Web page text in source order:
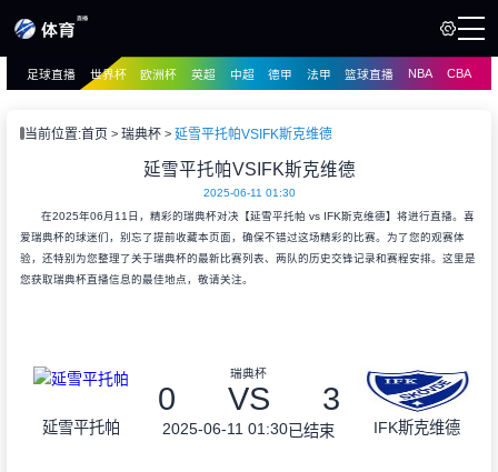
播
足球直播 世界杯 欧洲杯 英超 中超 德甲 法甲 篮球直播 NBA CBA
当前位置:首页 瑞典杯 延雪平托帕VSIFK斯克维德
延雪平托帕VSIFK斯克维德
2025-06-11 01:30
在2025年06月11日，精彩的瑞典杯对决【延雪平托帕 vs IFK斯克维德】将进行直播。喜
爱瑞典杯的球迷们，别忘了提前收藏本页面，确保不错过这场精彩的比赛。为了您的观赛体
验，还特别为您整理了关于瑞典杯的最新比赛列表、两队的历史交锋记录和赛程安排。这里是
您获取瑞典杯直播信息的最佳地点，敬请关注。
延雪平托帕
瑞典杯
0 VS 3
2025-06-11 01:30已结束 IFK斯克维德